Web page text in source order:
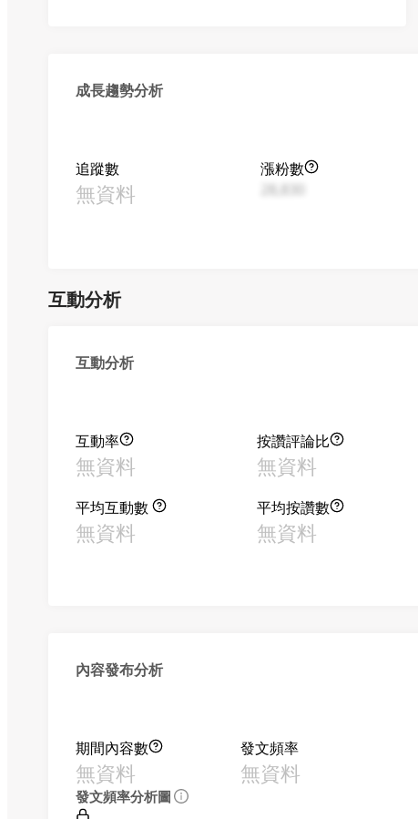
成長趨勢分析
追蹤數
無資料
漲粉數
互動分析
互動分析
互動率
無資料
按讚評論比
無資料
平均互動數
無資料
平均按讚數
無資料
內容發布分析
期間內容數
無資料
發文頻率
無資料
發文頻率分析圖